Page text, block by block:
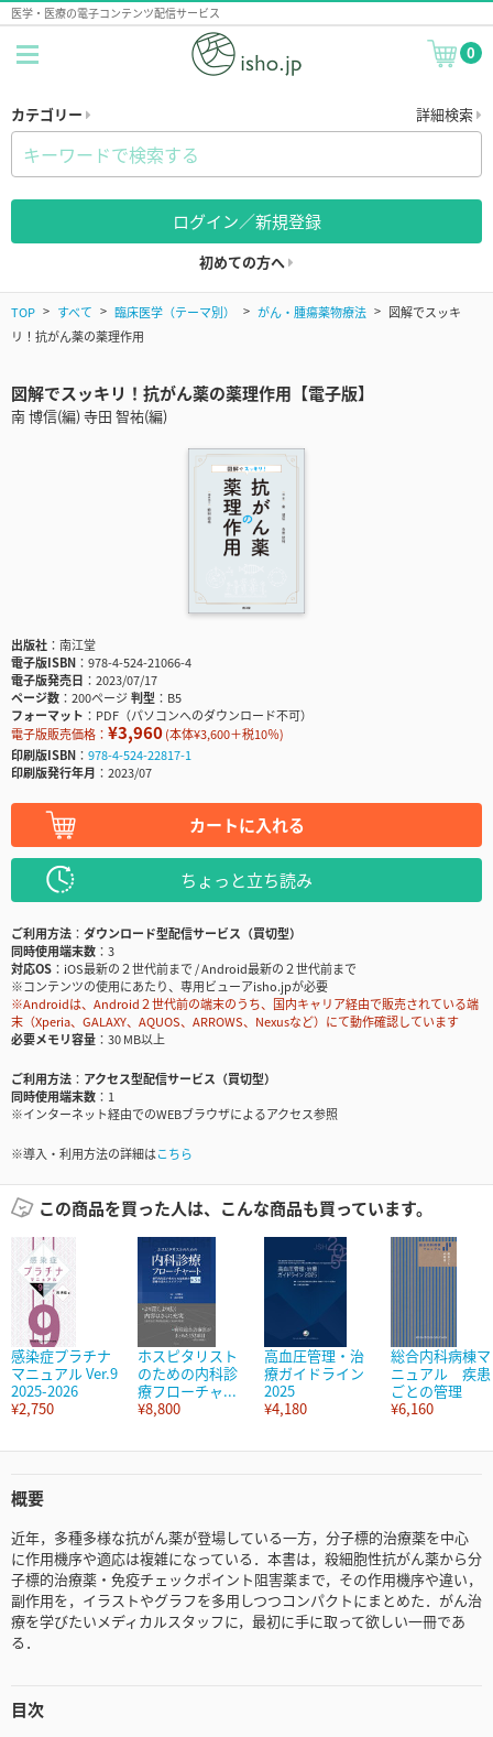
医学・医療の電子コンテンツ配信サービス
0
カテゴリー 詳細検索
ログイン／新規登録
初めての方へ
TOP すべて 臨床医学（テーマ別） がん・腫瘍薬物療法
図解でスッキ
リ！抗がん薬の薬理作用
図解でスッキリ！抗がん薬の薬理作用【電子版】
南 博信(編) 寺田 智祐(編)
出版社
南江堂
電子版ISBN
978-4-524-21066-4
電子版発売日
2023/07/17
ページ数
200ページ判型
B5
フォーマット
PDF（パソコンへのダウンロード不可）
電子版販売価格： ¥3,960(本体¥3,600＋税10％)
印刷版ISBN
978-4-524-22817-1
印刷版発行年月
2023/07
カートに入れる
ちょっと立ち読み
ご利用方法
ダウンロード型配信サービス（買切型）
同時使用端末数
3
対応OS
iOS最新の２世代前まで / Android最新の２世代前まで
※コンテンツの使用にあたり、専用ビューアisho.jpが必要
※Androidは、Android２世代前の端末のうち、国内キャリア経由で販売されている端
末（Xperia、GALAXY、AQUOS、ARROWS、Nexusなど）にて動作確認しています
必要メモリ容量
30 MB以上
ご利用方法
アクセス型配信サービス（買切型）
同時使用端末数
1
※インターネット経由でのWEBブラウザによるアクセス参照
※導入・利用方法の詳細はこちら
この商品を買った人は、こんな商品も買っています。
感染症プラチナ
マニュアル Ver.9
2025-2026
¥2,750
ホスピタリスト
のための内科診
療フローチャ...
¥8,800
高血圧管理・治
療ガイドライン
2025
¥4,180
総合内科病棟マ
ニュアル 疾患
ごとの管理
¥6,160
概要
近年，多種多様な抗がん薬が登場している一方，分子標的治療薬を中心
に作用機序や適応は複雑になっている．本書は，殺細胞性抗がん薬から分
子標的治療薬・免疫チェックポイント阻害薬まで，その作用機序や違い，
副作用を，イラストやグラフを多用しつつコンパクトにまとめた．がん治
療を学びたいメディカルスタッフに，最初に手に取って欲しい一冊であ
る．
目次